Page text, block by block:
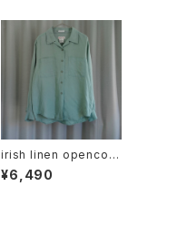
irish linen opencoll
ar shirt "mint"
¥6,490